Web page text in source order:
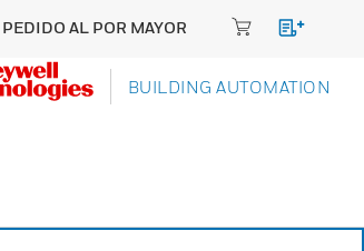
PEDIDO AL POR MAYOR
BUILDING AUTOMATION